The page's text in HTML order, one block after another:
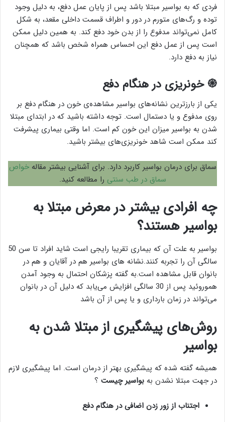
فردی که به بواسیر مبتلا باشد پس از پایان عمل دفع، به دلیل وجود
توده و رگ‌های متورم در دور و اطراف قسمت داخلی مقعد، به شکل
کامل نمی‌تواند مدفوع را از بدن خود دفع کند. به همین دلیل ممکن
است پس از عمل دفع این احساس همراه شخص باشد که همچنان
نیاز به دفع دارد.
֎ خونریزی در هنگام دفع
یکی از بارزترین نشانه‌های بواسیر مشاهده‌ی خون در هنگام دفع بر
روی مدفوع و یا دستمال است. توجه داشته باشید که در ابتدای مبتلا
شدن به بواسیر میزان این خون کم است. اما وقتی بیماری پیشرفت
کند ممکن است شاهد خونریزی‌های بیشتر باشید.
سماق برای درمان بواسیر کاربرد دارد. برای آشنایی بیشتر مقالهخواص
سماق در طب سنتی را مطالعه کنید.
چه افرادی بیشتر در معرض مبتلا به
بواسیر هستند؟
بواسیر به علت آن که بیماری تقریبا رایجی است شاید افراد تا سن 50
سالگی آن را تجربه کنند.نشانه های بواسیر هم در آقایان و هم در
بانوان قابل مشاهده است.به گفته پزشکان احتمال به وجود آمدن
هموروئید پس از 30 سالگی افزایش می‌یابد که دلیل آن در بانوان
می‌تواند در زمان بارداری و یا پس از آن باشد
روش‌های پیشگیری از مبتلا شدن به
بواسیر
همیشه گفته شده که پیشگیری بهتر از درمان است. اما پیشگیری لازم
در جهت مبتلا نشدن به بواسیر چیست ؟
اجتناب از زور زدن اضافی در هنگام دفع